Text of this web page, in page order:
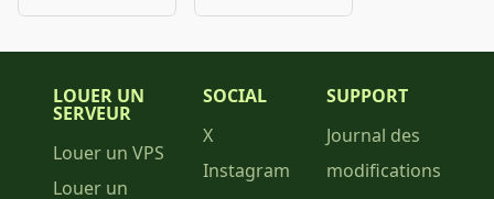
LOUER UN
SERVEUR
Louer un VPS
Louer un
SOCIAL
X
Instagram
SUPPORT
Journal des
modifications